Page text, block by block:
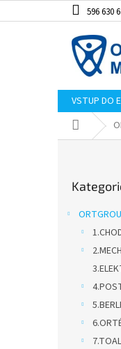
na
596 630
VSTUP DO
Domů
kategorie